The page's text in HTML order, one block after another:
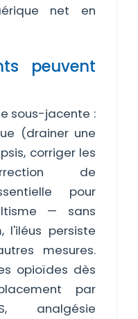
net en
peuvent
sous-jacente :
(drainer une
corriger les
de
pour
— sans
l'iléus persiste
mesures.
opioïdes dès
par
analgésie